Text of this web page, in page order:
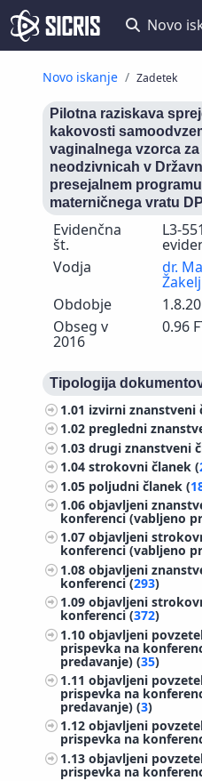
Novo
Novo iskanje Zadetek
Pilotna raziskava
kakovosti
vaginalnega vzorca
neodzivnicah v
presejalnem
materničnega vratu
Evidenčna
št.
L3-
Vodja
dr.
Žakelj
Obdobje
Obseg v
2016
0.96
Tipologija
1.01 izvirni znanstveni
1.02 pregledni
1.03drugi znanstveni
1.04strokovni članek (
1.05 poljudni članek (
1.06objavljeni
konferenci (vabljeno
1.07objavljeni
konferenci (vabljeno
1.08objavljeni
konferenci (293)
1.09objavljeni
konferenci (372)
1.10objavljeni
prispevka na
predavanje) (35)
1.11objavljeni
prispevka na
predavanje) (3)
1.12objavljeni
prispevka na
1.13objavljeni
prispevka na